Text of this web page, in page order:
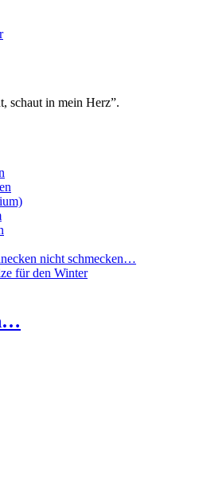
schaut in mein Herz”.
nicht schmecken…
für den Winter